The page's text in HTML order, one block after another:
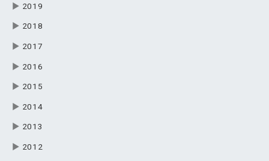
▶ 2019
▶ 2018
▶ 2017
▶ 2016
▶ 2015
▶ 2014
▶ 2013
▶ 2012